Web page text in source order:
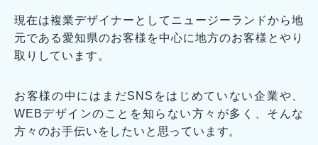
現在は複業デザイナーとしてニュージーランドから地
元である愛知県のお客様を中心に地方のお客様とやり
取りしています。
お客様の中にはまだSNSをはじめていない企業や、
WEBデザインのことを知らない方々が多く、そんな
方々のお手伝いをしたいと思っています。